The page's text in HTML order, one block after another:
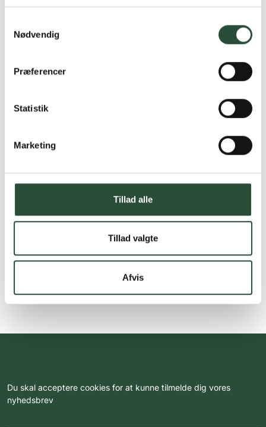
Nødvendig
Præferencer
Statistik
Marketing
Tillad alle
Tillad valgte
Afvis
Du skal acceptere cookies for at kunne tilmelde dig vores
nyhedsbrev